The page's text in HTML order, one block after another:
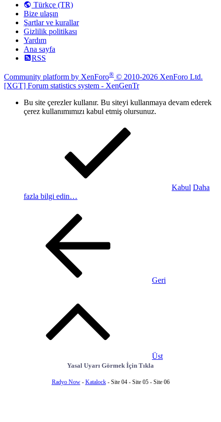
Türkçe (TR)
Bize ulaşın
Şartlar ve kurallar
Gizlilik politikası
Yardım
Ana sayfa
RSS
Community platform by XenForo® © 2010-2026 XenForo Ltd.
[XGT] Forum statistics system - XenGenTr
Bu site çerezler kullanır. Bu siteyi kullanmaya devam ederek
çerez kullanımımızı kabul etmiş olursunuz.
Kabul Daha
fazla bilgi edin…
Geri
Üst
Yasal Uyarı Görmek İçin Tıkla
Radyo Now- Katalock- Site 04 - Site 05 - Site 06